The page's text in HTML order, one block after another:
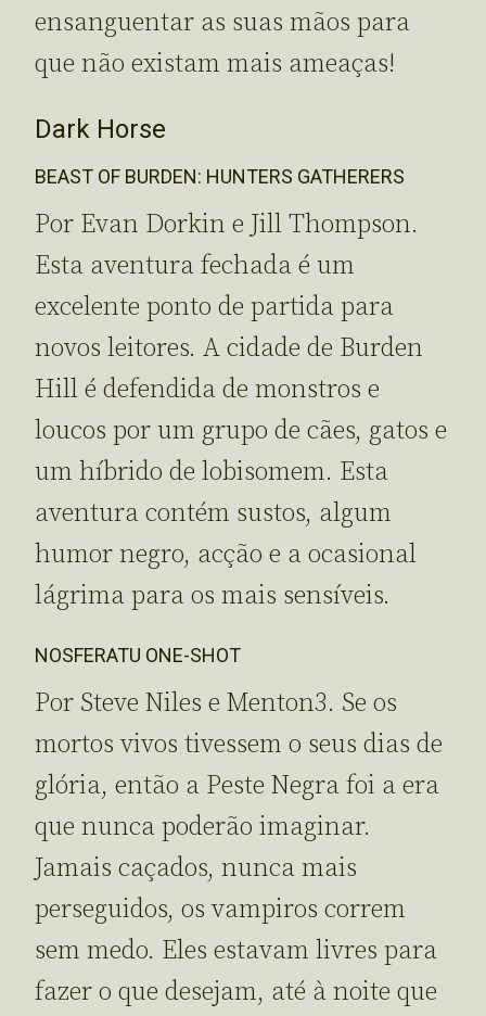
ensanguentar as suas mãos para
que não existam mais ameaças!
Dark Horse
BEAST OF BURDEN: HUNTERS GATHERERS
Por Evan Dorkin e Jill Thompson.
Esta aventura fechada é um
excelente ponto de partida para
novos leitores. A cidade de Burden
Hill é defendida de monstros e
loucos por um grupo de cães, gatos e
um híbrido de lobisomem. Esta
aventura contém sustos, algum
humor negro, acção e a ocasional
lágrima para os mais sensíveis.
NOSFERATU ONE-SHOT
Por Steve Niles e Menton3. Se os
mortos vivos tivessem o seus dias de
glória, então a Peste Negra foi a era
que nunca poderão imaginar.
Jamais caçados, nunca mais
perseguidos, os vampiros correm
sem medo. Eles estavam livres para
fazer o que desejam, até à noite que